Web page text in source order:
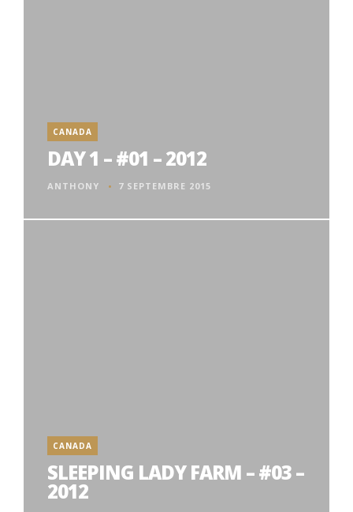
CANADA
DAY 1 – #01 – 2012
ANTHONY 7 SEPTEMBRE 2015
CANADA
SLEEPING LADY FARM – #03 –
2012